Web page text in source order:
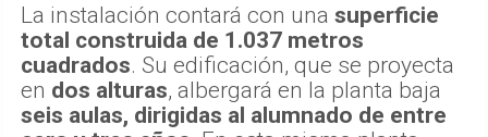
La instalación contará con una superficie
total construida de 1.037 metros
cuadrados. Su edificación, que se proyecta
en dos alturas, albergará en la planta baja
seis aulas, dirigidas al alumnado de entre